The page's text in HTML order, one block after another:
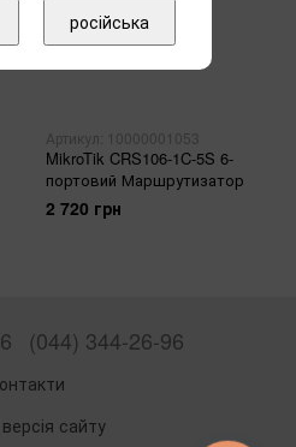
Артикул: 10000001053
MikroTik CRS106-1C-5S 6-
портовий Маршрутизатор
2 720 грн
(044) 344-26-96
сайту
російська